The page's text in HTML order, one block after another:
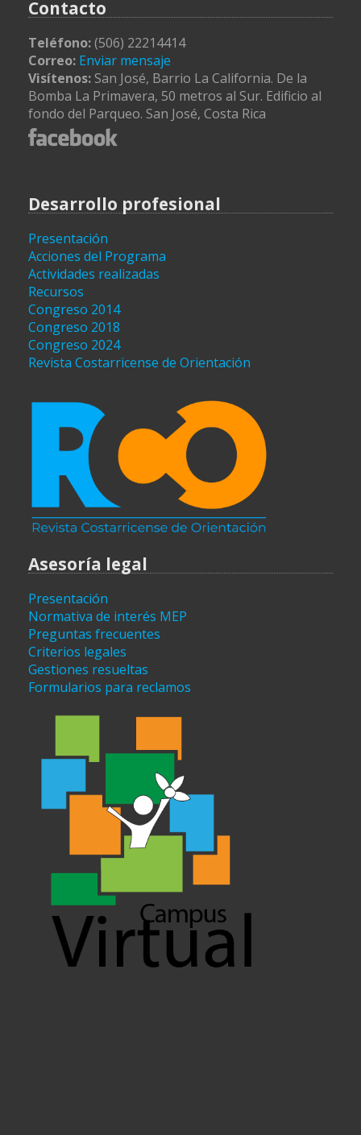
Contacto
Teléfono:(506) 22214414
Correo: Enviar mensaje
Visítenos: San José, Barrio La California. De la
Bomba La Primavera, 50 metros al Sur. Edificio al
fondo del Parqueo. San José, Costa Rica
Desarrollo profesional
Presentación
Acciones del Programa
Actividades realizadas
Recursos
Congreso 2014
Congreso 2018
Congreso 2024
Revista Costarricense de Orientación
Asesoría legal
Presentación
Normativa de interés MEP
Preguntas frecuentes
Criterios legales
Gestiones resueltas
Formularios para reclamos